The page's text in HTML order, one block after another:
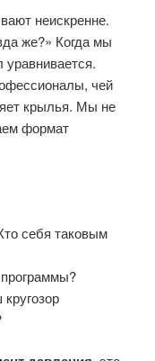
неискренне.
же?» Когда мы
чей
крылья. Мы не
формат
себя таковым